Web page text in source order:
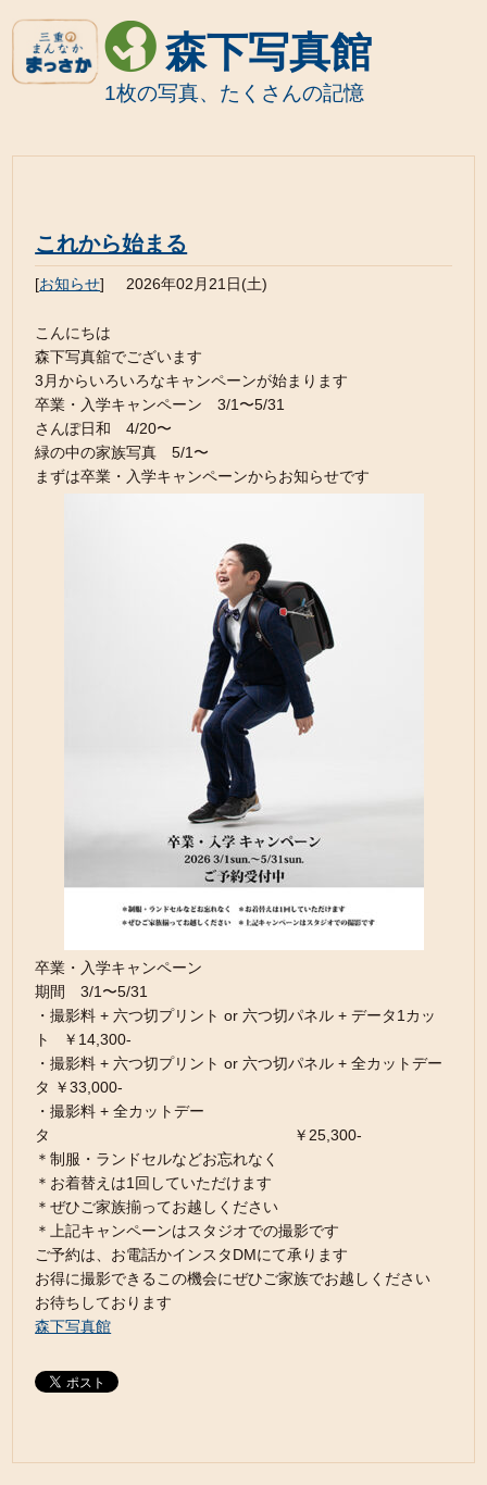
森下写真館
1枚の写真、たくさんの記憶
これから始まる
[お知らせ] 2026年02月21日(土)
こんにちは
森下写真舘でございます
3月からいろいろなキャンペーンが始まります
卒業・入学キャンペーン 3/1〜5/31
さんぽ日和 4/20〜
緑の中の家族写真 5/1〜
まずは卒業・入学キャンペーンからお知らせです
卒業・入学キャンペーン
期間 3/1〜5/31
・撮影料 + 六つ切プリント or 六つ切パネル + データ1カッ
ト ￥14,300-
・撮影料 + 六つ切プリント or 六つ切パネル + 全カットデー
タ ￥33,000-
・撮影料 + 全カットデー
タ ￥25,300-
＊制服・ランドセルなどお忘れなく
＊お着替えは1回していただけます
＊ぜひご家族揃ってお越しください
＊上記キャンペーンはスタジオでの撮影です
ご予約は、お電話かインスタDMにて承ります
お得に撮影できるこの機会にぜひご家族でお越しください
お待ちしております
森下写真館